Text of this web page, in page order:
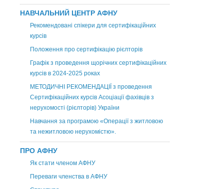
НАВЧАЛЬНИЙ ЦЕНТР АФНУ
Рекомендовані спікери для сертифікаційних
курсів
Положення про сертифікацію рієлторів
Графік з проведення щорічних сертифікаційних
курсів в 2024-2025 роках
МЕТОДИЧНІ РЕКОМЕНДАЦІЇ з проведення
Сертифікаційних курсів Асоціації фахівців з
нерухомості (рієлторів) України
Навчання за програмою «Операції з житловою
та нежитловою нерухомістю».
ПРО АФНУ
Як стати членом АФНУ
Переваги членства в АФНУ